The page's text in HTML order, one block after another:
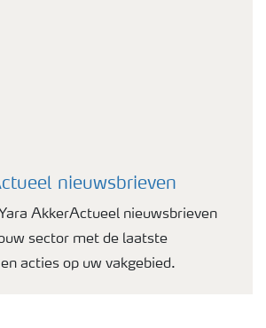
nieuwsbrieven
AkkerActueel nieuwsbrieven
sector met de laatste
acties op uw vakgebied.